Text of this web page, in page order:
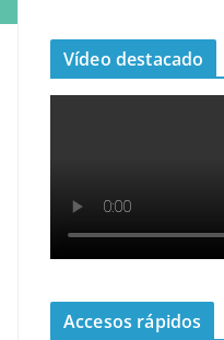
Vídeo destacado
Accesos rápidos